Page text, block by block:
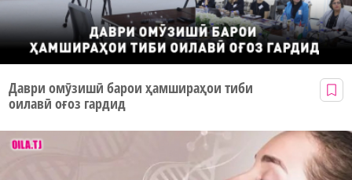
Даври омӯзишӣ барои ҳамшираҳои тиби
оилавӣ оғоз гардид